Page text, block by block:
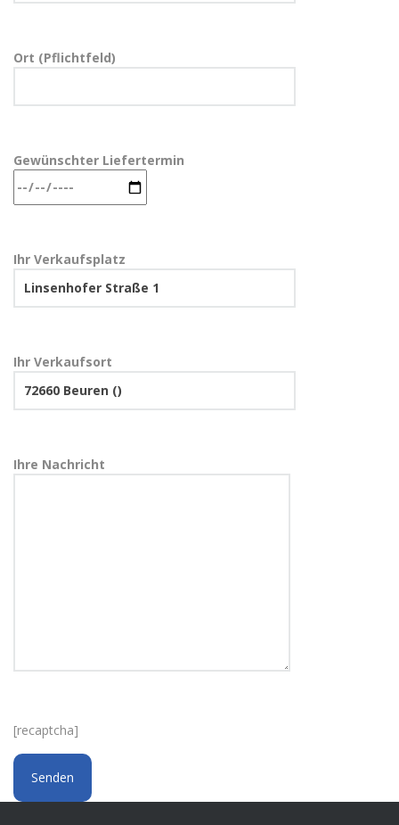
Ort (Pflichtfeld)
Gewünschter Liefertermin
Ihr Verkaufsplatz
Ihr Verkaufsort
Ihre Nachricht
[recaptcha]